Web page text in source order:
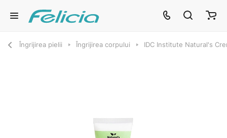
Îngrijirea pielii Îngrijirea corpului IDC Institute Natural's